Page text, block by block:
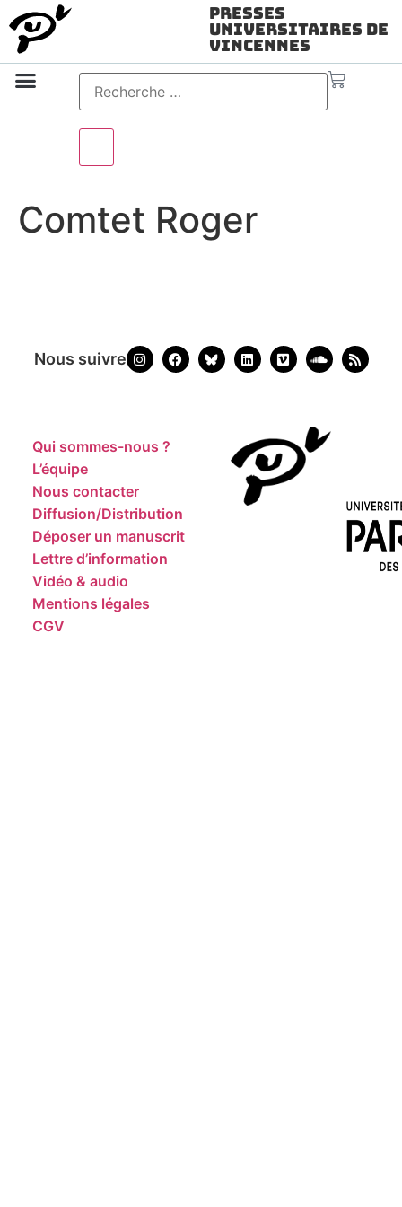
Presses
Universitaires de
Vincennes
Comtet Roger
Nous suivre
Qui sommes-nous ?
L’équipe
Nous contacter
Diffusion/Distribution
Déposer un manuscrit
Lettre d’information
Vidéo & audio
Mentions légales
CGV